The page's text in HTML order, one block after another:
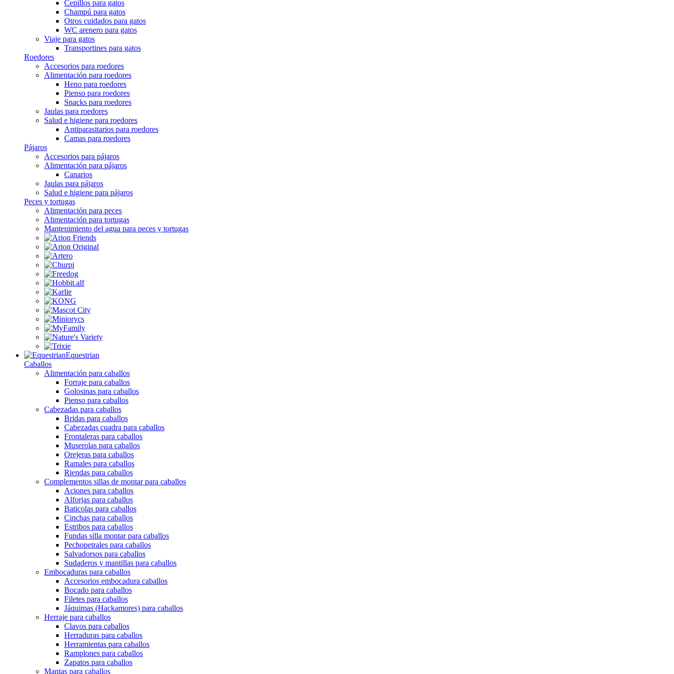
Cepillos para gatos
Champú para gatos
Otros cuidados para gatos
WC arenero para gatos
Viaje para gatos
Transportines para gatos
Roedores
Accesorios para roedores
Alimentación para roedores
Heno para roedores
Pienso para roedores
Snacks para roedores
Jaulas para roedores
Salud e higiene para roedores
Antiparasitarios para roedores
Camas para roedores
Pájaros
Accesorios para pájaros
Alimentación para pájaros
Canarios
Jaulas para pájaros
Salud e higiene para pájaros
Peces y tortugas
Alimentación para peces
Alimentación para tortugas
Mantenimiento del agua para peces y tortugas
Equestrian
Caballos
Alimentación para caballos
Forraje para caballos
Golosinas para caballos
Pienso para caballos
Cabezadas para caballos
Bridas para caballos
Cabezadas cuadra para caballos
Frontaleras para caballos
Muserolas para caballos
Orejeras para caballos
Ramales para caballos
Riendas para caballos
Complementos sillas de montar para caballos
Aciones para caballos
Alforjas para caballos
Baticolas para caballos
Cinchas para caballos
Estribos para caballos
Fundas silla montar para caballos
Pechopetrales para caballos
Salvadorsos para caballos
Sudaderos y mantillas para caballos
Embocaduras para caballos
Accesorios embocadura caballos
Bocado para caballos
Filetes para caballos
Jáquimas (Hackamores) para caballos
Herraje para caballos
Clavos para caballos
Herraduras para caballos
Herramientas para caballos
Ramplones para caballos
Zapatos para caballos
Mantas para caballos